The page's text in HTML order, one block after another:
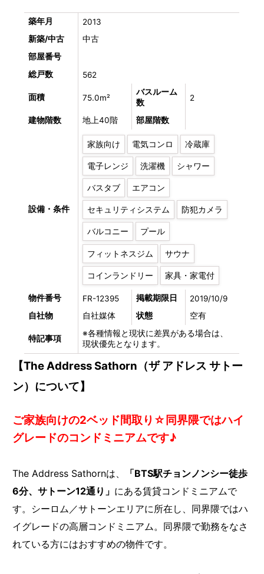
築年月
2013
新築/中古
中古
部屋番号
総戸数
562
面積 75.0m²
バスルーム
数
2
建物階数 地上40階 部屋階数
設備・条件
家族向け 電気コンロ 冷蔵庫
電子レンジ 洗濯機 シャワー
バスタブ エアコン
セキュリティシステム 防犯カメラ
バルコニー プール
フィットネスジム サウナ
コインランドリー 家具・家電付
物件番号 FR-12395 掲載期限日
2019/10/9
自社物
自社媒体 状態 空有
特記事項
※各種情報と現状に差異がある場合は、
現状優先となります。
【The Address Sathorn（ザ アドレス サトー
ン）について】
ご家族向けの2ベッド間取り☆同界隈ではハイ
グレードのコンドミニアムです♪
The Address Sathornは、
「BTS駅チョンノンシー徒歩
6分、サトーン12通り」 にある賃貸コンドミニアムで
す。シーロム／サトーンエリアに所在し、同界隈ではハ
イグレードの高層コンドミニアム。同界隈で勤務をなさ
れている方にはおすすめの物件です。